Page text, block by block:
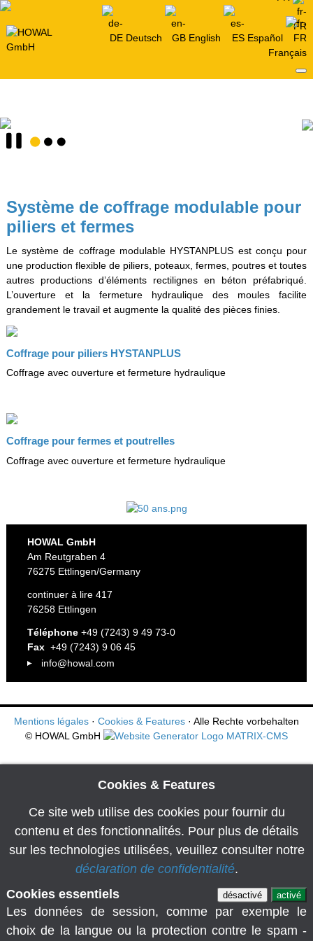
Deutsch English
Español
Français
HOWAL GmbH
Am Reutgraben 4
76275 Ettlingen/Germany
continuer à lire 417
76258 Ettlingen
Téléphone+49 (7243) 9 49 73-0
Fax+49 (7243) 9 06 45
info@howal.com
Système de coffrage modulable pour
piliers et fermes
Le système de coffrage modulable HYSTANPLUS est conçu pour
une production flexible de piliers, poteaux, fermes, poutres et toutes
autres productions d’éléments rectilignes en béton préfabriqué.
L’ouverture et la fermeture hydraulique des moules facilite
grandement le travail et augmente la qualité des pièces finies.
Coffrage pour piliers HYSTANPLUS
Coffrage avec ouverture et fermeture hydraulique
Coffrage pour fermes et poutrelles
Coffrage avec ouverture et fermeture hydraulique
Mentions légales · Cookies & Features · Alle Rechte vorbehalten
© HOWAL GmbH
Cookies & Features
Ce site web utilise des cookies pour fournir du
contenu et des fonctionnalités. Pour plus de détails
sur les technologies utilisées, veuillez consulter notre
déclaration de confidentialité.
Cookies essentiels
désactivé activé
Les données de session, comme par exemple le
choix de la langue ou la protection contre le spam -